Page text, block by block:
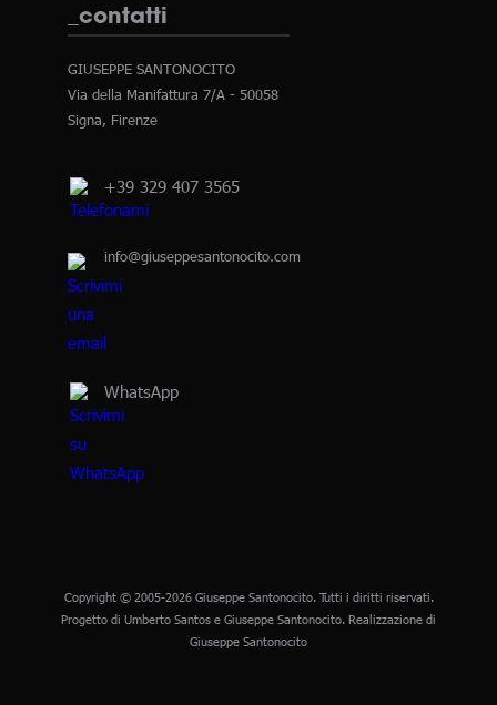
_contatti
GIUSEPPE SANTONOCITO
Via della Manifattura 7/A - 50058
Signa, Firenze
+39 329 407 3565
info@giuseppesantonocito.com
WhatsApp
Copyright © 2005-2026 Giuseppe Santonocito. Tutti i diritti riservati.
Progetto di Umberto Santos e Giuseppe Santonocito. Realizzazione di
Giuseppe Santonocito